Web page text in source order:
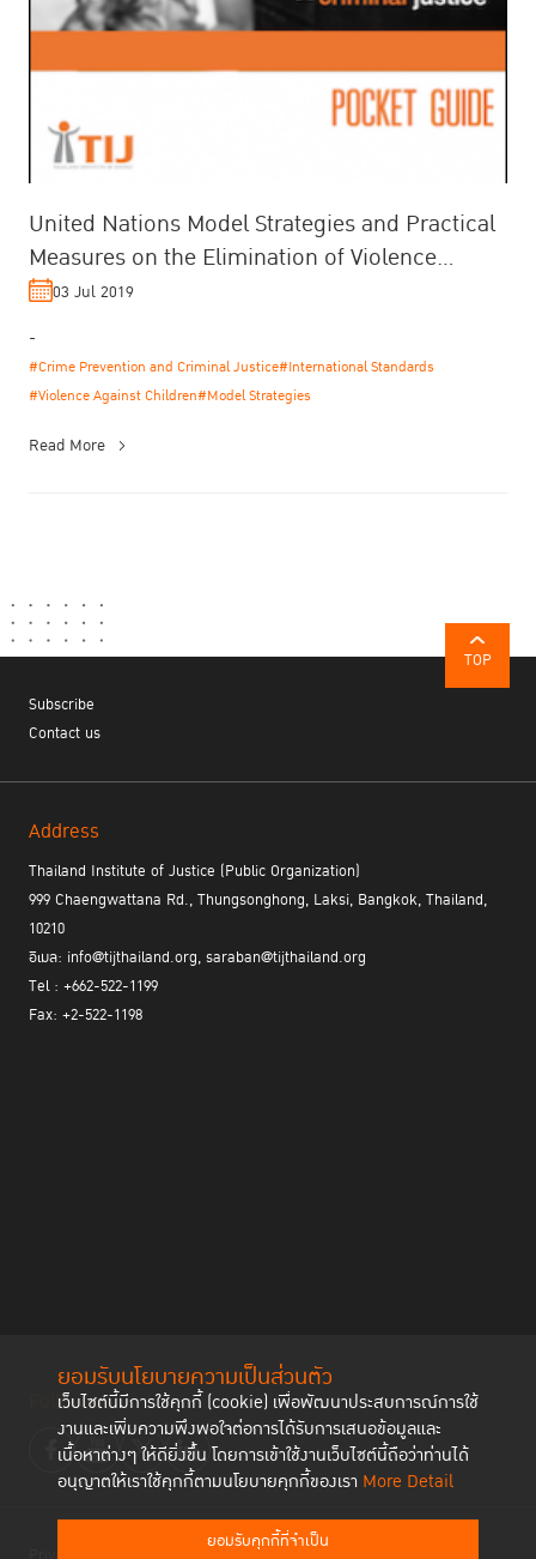
ยอมรับนโยบายความเป็นส่วนตัว
เว็บไซต์นี้มีการใช้คุกกี้ (cookie) เพื่อพัฒนาประสบการณ์การใช้
งานและเพิ่มความพึงพอใจต่อการได้รับการเสนอข้อมูลและ
เนื้อหาต่างๆ ให้ดียิ่งขึ้น โดยการเข้าใช้งานเว็บไซต์นี้ถือว่าท่านได้
อนุญาตให้เราใช้คุกกี้ตามนโยบายคุกกี้ของเรา More Detail
ยอมรับคุกกี้ที่จำเป็น
United Nations Model Strategies and Practical
Measures on the Elimination of Violence
Against Children
03 Jul 2019
-
#Crime Prevention and Criminal Justice#International Standards
#Violence Against Children#Model Strategies
Read More
TOP
Subscribe
Contact us
Address
Thailand Institute of Justice (Public Organization)
999 Chaengwattana Rd., Thungsonghong, Laksi, Bangkok, Thailand,
10210
อีเมล: info@tijthailand.org, saraban@tijthailand.org
Tel : +662-522-1199
Fax: +2-522-1198
Follow us